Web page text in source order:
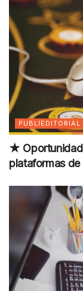
PUBLIEDITORIAL
★
plataformas de